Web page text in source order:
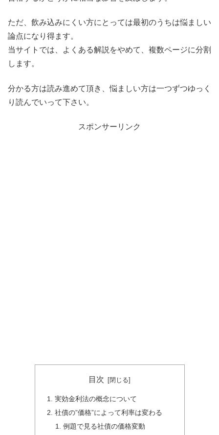
ただ、飲み込みにくい方にとっては最初のうちは悩ましい
論点になり得ます。
当サイトでは、よくある解説をやめて、複数ページに分割
します。
分かる方は読み進めて頂き、悩ましい方は一つずつゆっく
り読んでいって下さい。
スポンサーリンク
目次
実効金利法の概念について
社債の”価格”によって利率は変わる
例題で見る社債の価格変動